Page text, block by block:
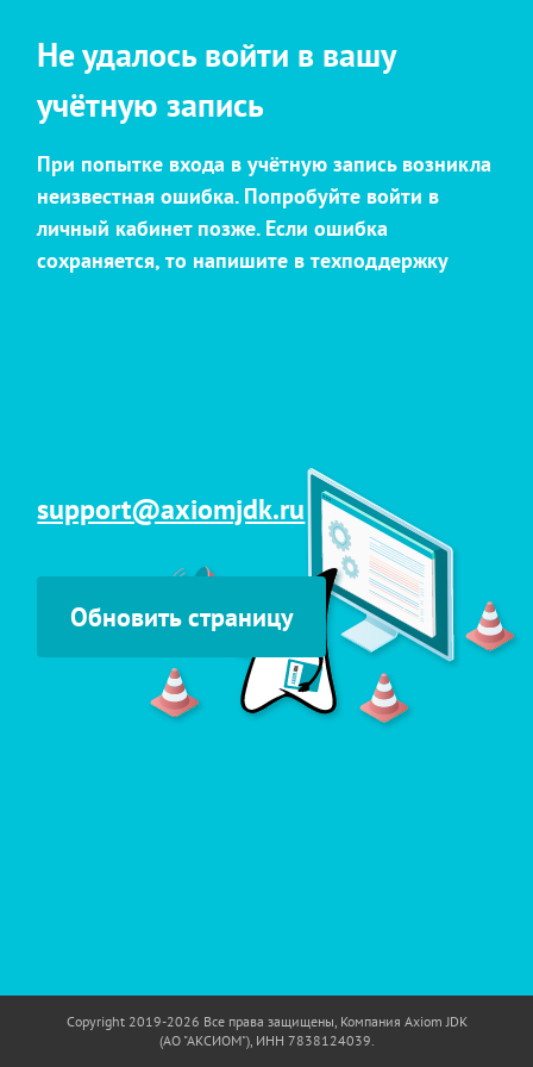
Не удалось войти в вашу
учётную запись
При попытке входа в учётную запись возникла
неизвестная ошибка. Попробуйте войти в
личный кабинет позже. Если ошибка
сохраняется, то напишите в техподдержку
support@axiomjdk.ru
Обновить страницу
Copyright 2019-2026 Все права защищены, Компания Axiom JDK
(АО "АКСИОМ"), ИНН 7838124039.